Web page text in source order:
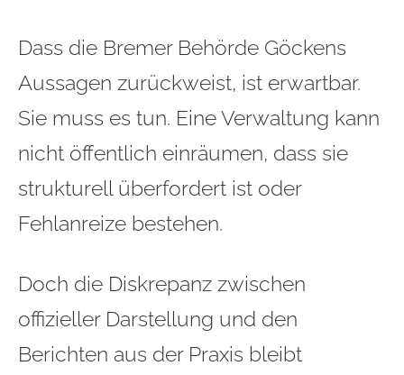
Dass die Bremer Behörde Göckens
Aussagen zurückweist, ist erwartbar.
Sie muss es tun. Eine Verwaltung kann
nicht öffentlich einräumen, dass sie
strukturell überfordert ist oder
Fehlanreize bestehen.
Doch die Diskrepanz zwischen
offizieller Darstellung und den
Berichten aus der Praxis bleibt